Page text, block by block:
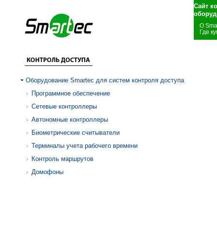
Сайт
О
Где
Оборудование Smartec для систем контроля доступа
Программное обеспечение
Сетевые контроллеры
Автономные контроллеры
Биометрические считыватели
Терминалы учета рабочего времени
Контроль маршрутов
Домофоны